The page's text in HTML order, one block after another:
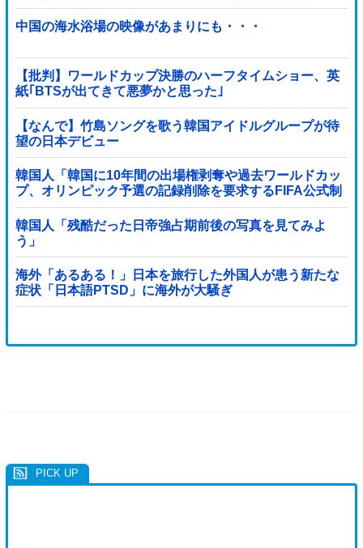
中国の海水浴場の映像があまりにも・・・
【批判】ワールドカップ決勝のハーフタイムショー、英
紙｢BTSが出てきて悪夢かと思った｣
【なんで】竹島ソングを歌う韓国アイドルグループが待
望の日本デビュー
韓国人「韓国に10年間の出場権剥奪や過去ワールドカッ
プ、オリンピック予選の記録削除を要求するFIFA公式制
裁を海外メディアが報道！」
韓国人「残酷だった日帝強占期前後の写真を見てみよ
う」
海外「あるある！」日本を旅行した外国人が患う新たな
症状「日本語PTSD」に海外が大騒ぎ